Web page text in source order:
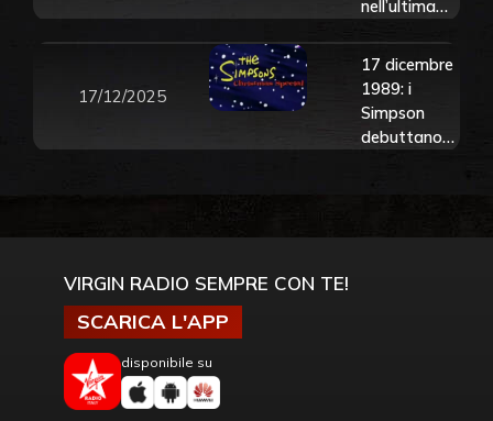
nell’ultima
Simpson con
una “nuova”
versione di
Everybody
Hurts.
17/12/2025
17 dicembre
1989: i
Simpson
debuttano
prima
VIRGIN RADIO SEMPRE CON TE!
SCARICA L'APP
disponibile su